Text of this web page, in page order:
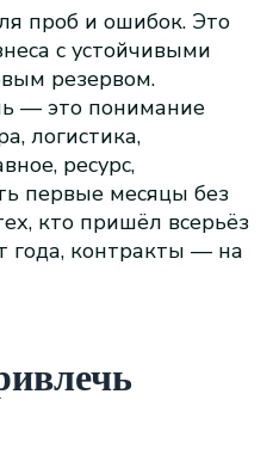
проб и ошибок. Это
с устойчивыми
резервом.
— это понимание
логистика,
ресурс,
первые месяцы без
кто пришёл всерьёз
года, контракты — на